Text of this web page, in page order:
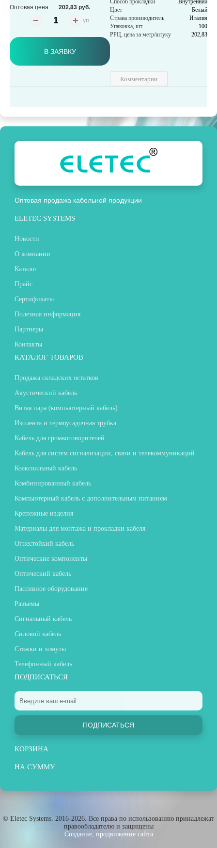
Оптовая цена 202,83 руб.
уп
В ЗАЯВКУ
Способ прокладки
Внутренний
Цвет
Белый
Страна производитель
Италия
Упаковка, шт.
100
РРЦ, цена за метр/штуку
202,83
Комментарии
Оптовая продажа кабельной продукции
ELETEC SYSTEMS
Новости
О компании
Каталог
Прайс
Сертификаты
Полезная информация
Партнеры
Контакты
КАТАЛОГ ТОВАРОВ
Продажа складских остатков
Акустический кабель
Витая пара (компьютерный кабель)
Изолента и термоусадочная трубка
Кабель для громкоговорителей
Кабель для систем сигнализации, связи и телекоммуникаций
Коаксиальный кабель
Комбинированный кабель
Компьютерный кабель с дополнительным питанием
Крепежные изделия
Материалы для монтажа и прокладки кабеля
Огнестойкий кабель
Оптические компоненты
Оптический кабель
Пассивное оборудование
Разъемы
Сигнальный кабель
Силовой кабель
Стяжки и хомуты
Телефонный кабель
ПОДПИСАТЬСЯ
ПОДПИСАТЬСЯ
КОРЗИНА
НА СУММУ
© Eletec Systems. 2016-2026. Все права по использованию принадлежат
правообладателю и защищены
Создание, продвижение сайта